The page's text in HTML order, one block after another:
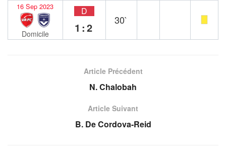
16 Sep 2023
Domicile
D
1:2
30`
Article Précédent
N. Chalobah
Article Suivant
B. De Cordova-Reid